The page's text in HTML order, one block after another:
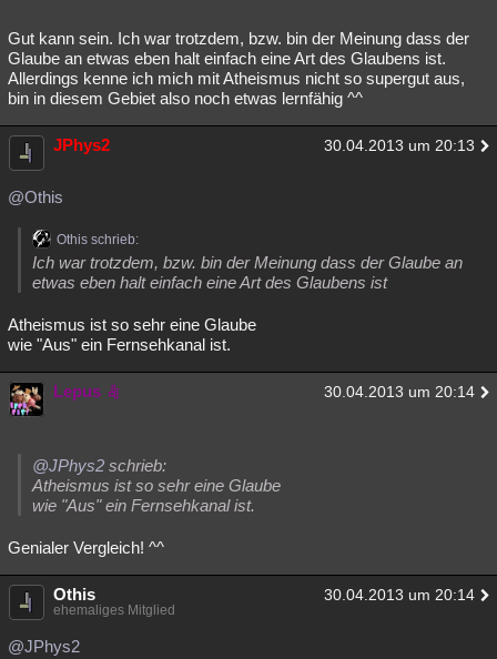
Gut kann sein. Ich war trotzdem, bzw. bin der Meinung dass der
Glaube an etwas eben halt einfach eine Art des Glaubens ist.
Allerdings kenne ich mich mit Atheismus nicht so supergut aus,
bin in diesem Gebiet also noch etwas lernfähig ^^
JPhys2 30.04.2013 um 20:13
@Othis
Othis schrieb:
Ich war trotzdem, bzw. bin der Meinung dass der Glaube an
etwas eben halt einfach eine Art des Glaubens ist
Atheismus ist so sehr eine Glaube
wie "Aus" ein Fernsehkanal ist.
Lepus 30.04.2013 um 20:14
@JPhys2 schrieb:
Atheismus ist so sehr eine Glaube
wie "Aus" ein Fernsehkanal ist.
Genialer Vergleich! ^^
Othis 30.04.2013 um 20:14
ehemaliges Mitglied
@JPhys2